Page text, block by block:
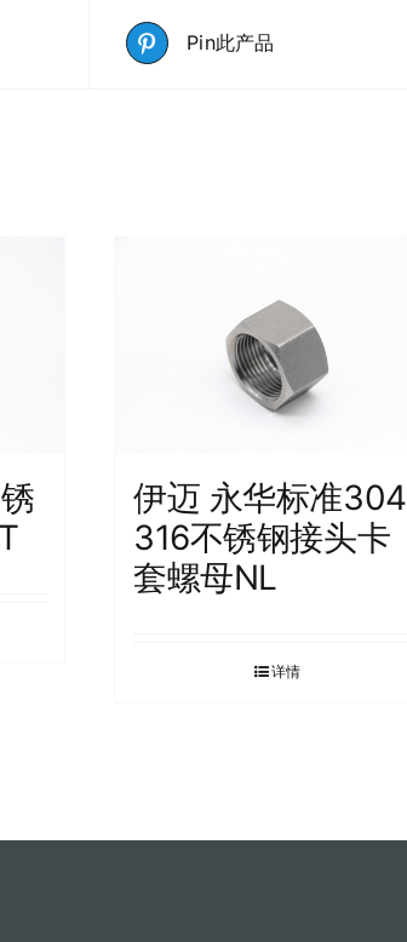
Pin此产品
伊迈 永华标准304
316不锈钢接头卡
套螺母NL
详情